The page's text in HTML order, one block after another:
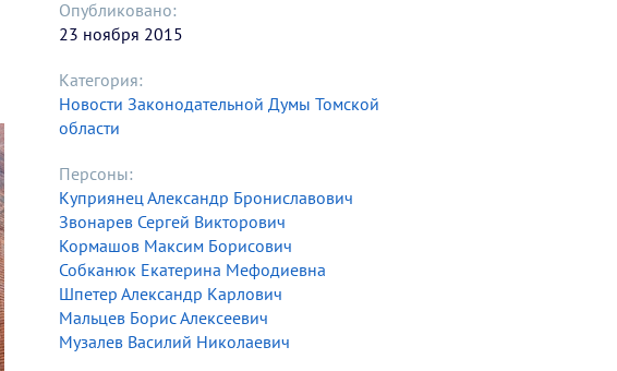
Опубликовано:
23 ноября 2015
Категория:
Новости Законодательной Думы Томской
области
Персоны:
Куприянец Александр Брониславович
Звонарев Сергей Викторович
Кормашов Максим Борисович
Собканюк Екатерина Мефодиевна
Шпетер Александр Карлович
Мальцев Борис Алексеевич
Музалев Василий Николаевич